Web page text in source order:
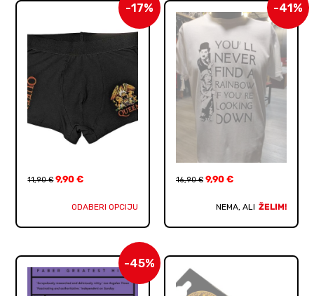
-17%
11,90€ 9,90€
ODABERI OPCIJU
-41%
16,90€ 9,90 €
NEMA, ALI ŽELIM!
-45%